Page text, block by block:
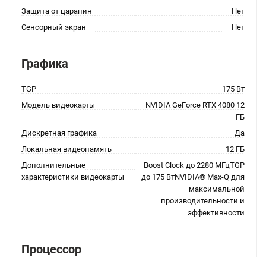
Защита от царапин
Нет
Сенсорный экран
Нет
Графика
TGP
175 Вт
Модель видеокарты
NVIDIA GeForce RTX 4080 12
ГБ
Дискретная графика
Да
Локальная видеопамять
12 ГБ
Дополнительные
характеристики видеокарты
Boost Clock до 2280 МГцTGP
до 175 ВтNVIDIA® Max-Q для
максимальной
производительности и
эффективности
Процессор